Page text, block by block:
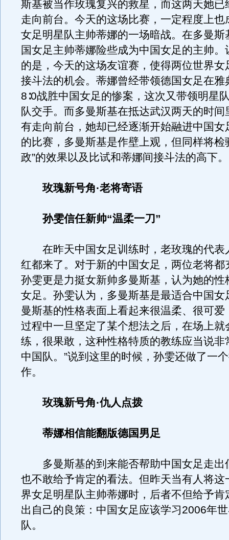
斯基被当作玫瑰复兴的救星，而这两天她已
走向前台。今天的这场比赛，一定程度上也
女足明星队主帅蒂娜的一场暗战。在多曼斯
国女足主帅蒂娜险些成为中国女足的主帅。
的是，今天的这场友谊赛，使得两位世界女
接斗法的机会。蒂娜曾经带领德国女足在雅
8∶0战胜中国女足的惨案，这次又带领明星
队交手。而多曼斯基在抵达武汉两天的时间
有走向前台，她却已经逐渐开始融进中国女
的比赛，多曼斯基是作壁上观，但同样将检
政”的效果以及比试和蒂娜间接斗法的高下。
玫瑰新号角·老将寄语
孙雯信任新帅“温柔一刀”
在昨天中国女足训练时，老玫瑰的代表
红都来了。对于新的中国女足，两位老将都
孙雯更是力挺女新帅多曼斯基，认为她的性
女足。孙雯认为，多曼斯基是最适合中国女
曼斯基的性格表面上看起来很温柔、很可爱
过程中一旦坚定了某个想法之后，在场上就
练，很果敢，这种性格特质的教练应当说非
中国队。”说到这里的时候，孙雯还做了一
作。
玫瑰新号角·仇人点拨
蒂娜相信能翻版德国男足
多曼斯基的到来能否帮助中国女足走出
也不敢给予肯定的看法。但昨天当有人将这
界女足明星队主帅蒂娜时，后者不但给予肯
出自己的良策：中国女足应该学习2006年
队。